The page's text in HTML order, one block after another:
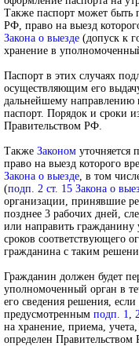
Также паспорт может быть
РФ, право на выезд
Закона о выезде (допуск к
хранение в
Паспорт в этих случаях
осуществляющим его
дальнейшему направлению
паспорт. Порядок и сроки
Правительством РФ.
Также Законом уточняется
право на выезд которого
Закона о выезде, в том
(подп. 2 ст. 15 Закона о
организации, принявшие
позднее 3 рабочих дней,
или направить гражданину
сроков соответствующего
гражданина с таким
Гражданин должен будет
уполномоченный орган в
его сведения решения,
предусмотренным подп. 1,
на хранение, приема,
определен Правительством